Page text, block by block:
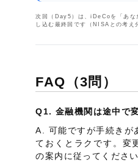
次回（Day5）は、iDeCoを「あな
し込む最終回です（NISAとの考え
FAQ（3問）
Q1. 金融機関は途中で
A. 可能ですが手続きが
ておくとラクです。変
の案内に従ってください